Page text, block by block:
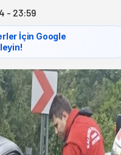
- 23:59
İçin Google